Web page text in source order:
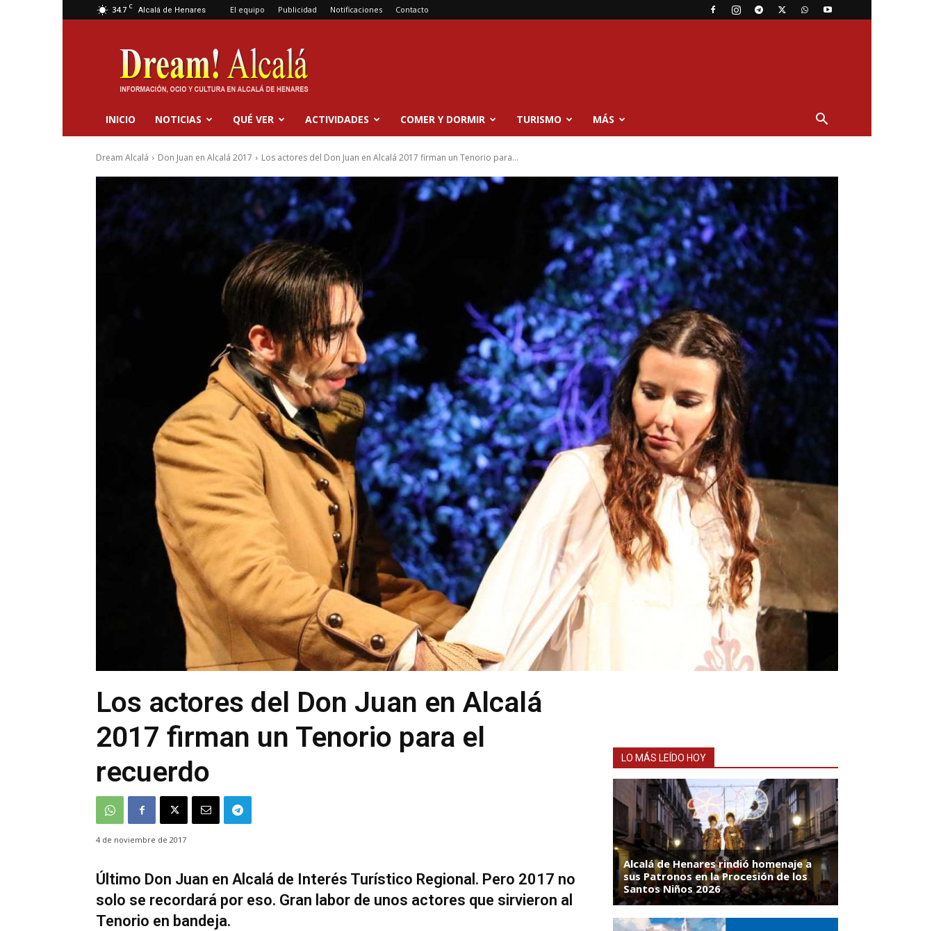
34.7 C Alcalá de Henares El equipo Publicidad Notificaciones Contacto
Dream
Alcalá
INICIO NOTICIAS QUÉ VER ACTIVIDADES COMER Y DORMIR TURISMO MÁS
Dream Alcalá Don Juan en Alcalá 2017 Los actores del Don Juan en Alcalá 2017 firman un Tenorio para...
Los actores del Don Juan en Alcalá
2017 firman un Tenorio para el
recuerdo
4 de noviembre de 2017
Último Don Juan en Alcalá de Interés Turístico Regional. Pero 2017 no
solo se recordará por eso. Gran labor de unos actores que sirvieron al
Tenorio en bandeja.
LO MÁS LEÍDO HOY